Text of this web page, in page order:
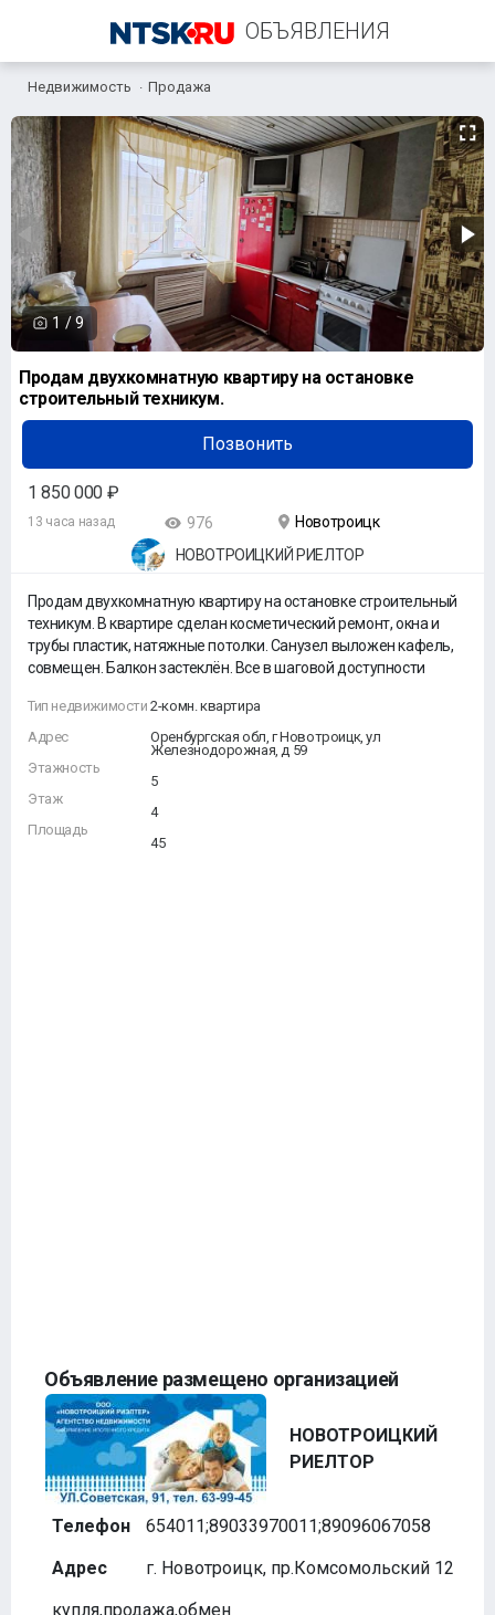
ОБЪЯВЛЕНИЯ
+7 (903) 397-00-11
Недвижимость Продажа
1 / 9
Продам двухкомнатную квартиру на остановке
строительный техникум.
Позвонить
1 850 000 ₽
13 часа назад 976
Новотроицк
НОВОТРОИЦКИЙ РИЕЛТОР
Продам двухкомнатную квартиру на остановке строительный
техникум. В квартире сделан косметический ремонт, окна и
трубы пластик, натяжные потолки. Санузел выложен кафель,
совмещен. Балкон застеклён. Все в шаговой доступности
Тип недвижимости
Адрес
Этажность
Этаж
Площадь
2-комн. квартира
Оренбургская обл, г Новотроицк, ул
Железнодорожная, д 59
5
4
45
Объявление размещено организацией
НОВОТРОИЦКИЙ
РИЕЛТОР
Телефон
654011;89033970011;89096067058
Адрес
г. Новотроицк, пр.Комсомольский 12
купля,продажа,обмен